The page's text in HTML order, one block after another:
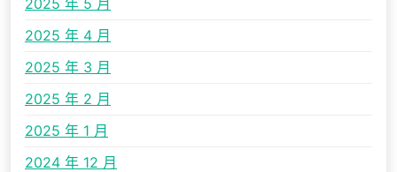
2025 年 5 月
2025 年 4 月
2025 年 3 月
2025 年 2 月
2025 年 1 月
2024 年 12 月